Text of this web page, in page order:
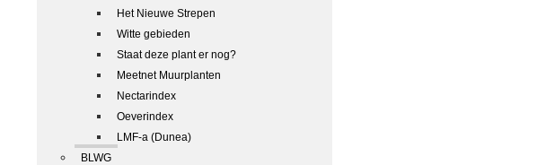
Het Nieuwe Strepen
Witte gebieden
Staat deze plant er nog?
Meetnet Muurplanten
Nectarindex
Oeverindex
LMF-a (Dunea)
BLWG